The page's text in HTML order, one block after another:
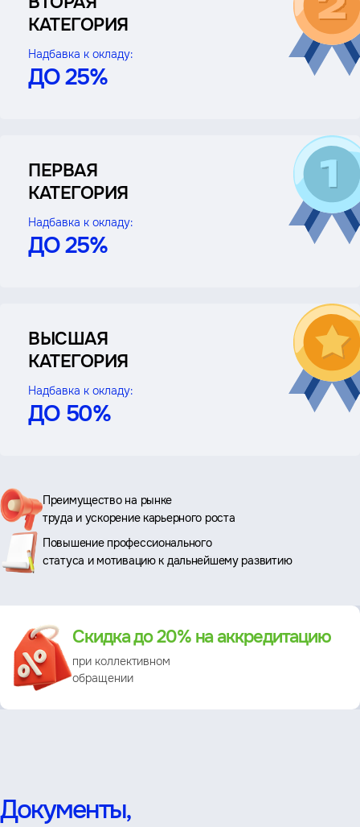
КАТЕГОРИЯ
Надбавка к окладу:
ДО 25%
ПЕРВАЯ
КАТЕГОРИЯ
Надбавка к окладу:
ДО 25%
ВЫСШАЯ
КАТЕГОРИЯ
Надбавка к окладу:
ДО 50%
Ключевые
преимущества
Преимущество на рынке
труда и ускорение карьерного роста
Повышение профессионального
статуса и мотивацию к дальнейшему развитию
Преимущество
Скидка до 20% на аккредитацию
при коллективном
обращении
Документы,